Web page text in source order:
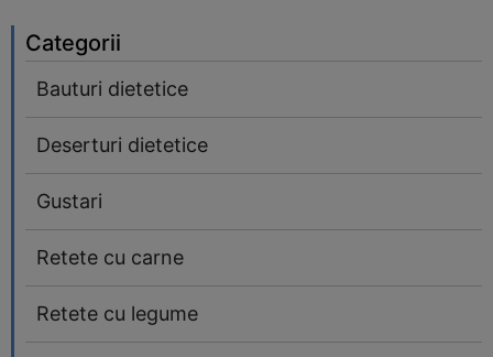
Categorii
Bauturi dietetice
Deserturi dietetice
Gustari
Retete cu carne
Retete cu legume